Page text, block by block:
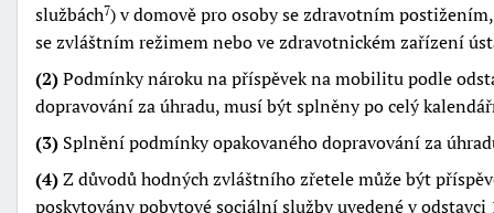
službách7) v domově pro osoby se zdravotním
se zvláštním režimem nebo ve zdravotnickém zařízení
(2)Podmínky nároku na příspěvek na mobilitu podle
dopravování za úhradu, musí být splněny po celý
(3) Splnění podmínky opakovaného dopravování za
(4)Z důvodů hodných zvláštního zřetele může být
poskytovány pobytové sociální služby uvedené v